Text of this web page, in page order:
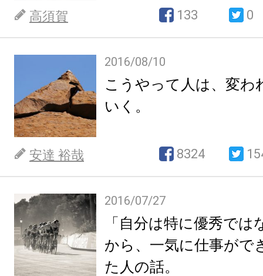
高須賀 133 0
2016/08/10
こうやって人は、変わ
いく。
安達 裕哉 8324
2016/07/27
「自分は特に優秀で
から、一気に仕事がで
た人の話。